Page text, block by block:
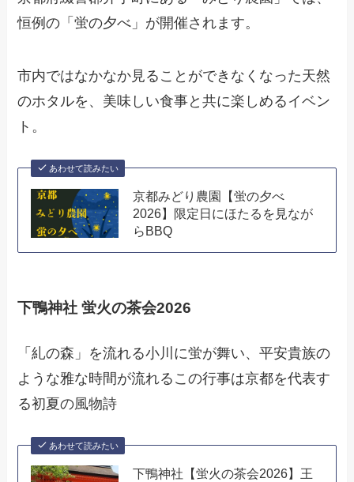
恒例の「蛍の夕べ」が開催されます。
市内ではなかなか見ることができなくなった天然
のホタルを、美味しい食事と共に楽しめるイベン
ト。
あわせて読みたい
京都みどり農園【蛍の夕べ
2026】限定日にほたるを見なが
らBBQ
下鴨神社 蛍火の茶会2026
「糺の森」を流れる小川に蛍が舞い、平安貴族の
ような雅な時間が流れるこの行事は京都を代表す
る初夏の風物詩
あわせて読みたい
下鴨神社【蛍火の茶会2026】王